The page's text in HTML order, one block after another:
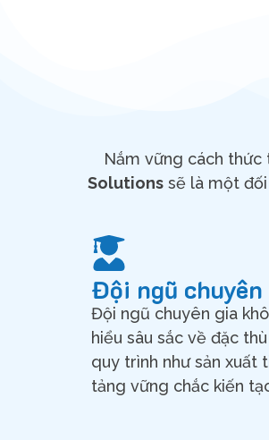
Nắm vững cách thức
Solutionssẽ là một đối
Đội ngũ
Đội ngũ chuyên gia
hiểu sâu sắc về đặc
quy trình như sản xuất
tảng vững chắc kiến